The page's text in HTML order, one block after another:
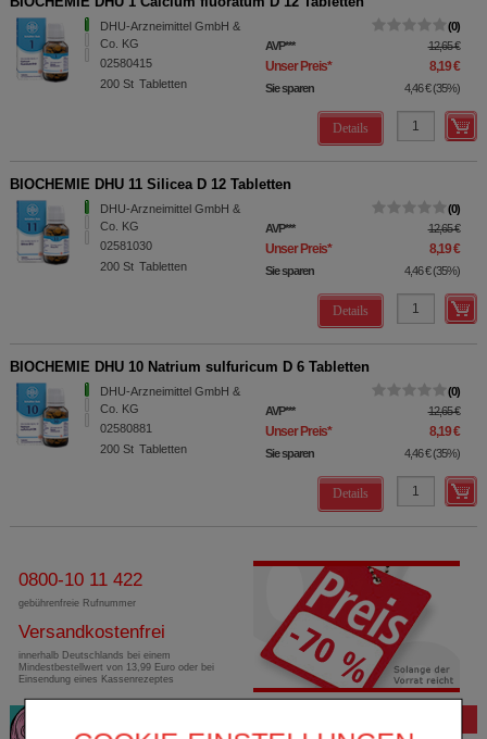
DHU-Arzneimittel GmbH &
Co. KG
02580415
200 St Tabletten
0
AVP*** 12,65 €
Unser Preis* 8,19 €
Sie sparen 4,46 € (35%)
Details
BIOCHEMIE DHU 11 Silicea D 12 Tabletten
DHU-Arzneimittel GmbH &
Co. KG
02581030
200 St Tabletten
0
AVP*** 12,65 €
Unser Preis* 8,19 €
Sie sparen 4,46 € (35%)
Details
BIOCHEMIE DHU 10 Natrium sulfuricum D 6 Tabletten
DHU-Arzneimittel GmbH &
Co. KG
02580881
200 St Tabletten
0
AVP*** 12,65 €
Unser Preis* 8,19 €
Sie sparen 4,46 € (35%)
Details
0800-10 11 422
gebührenfreie Rufnummer
Versandkostenfrei
innerhalb Deutschlands bei einem
Mindestbestellwert von 13,99 Euro oder bei
Einsendung eines Kassenrezeptes